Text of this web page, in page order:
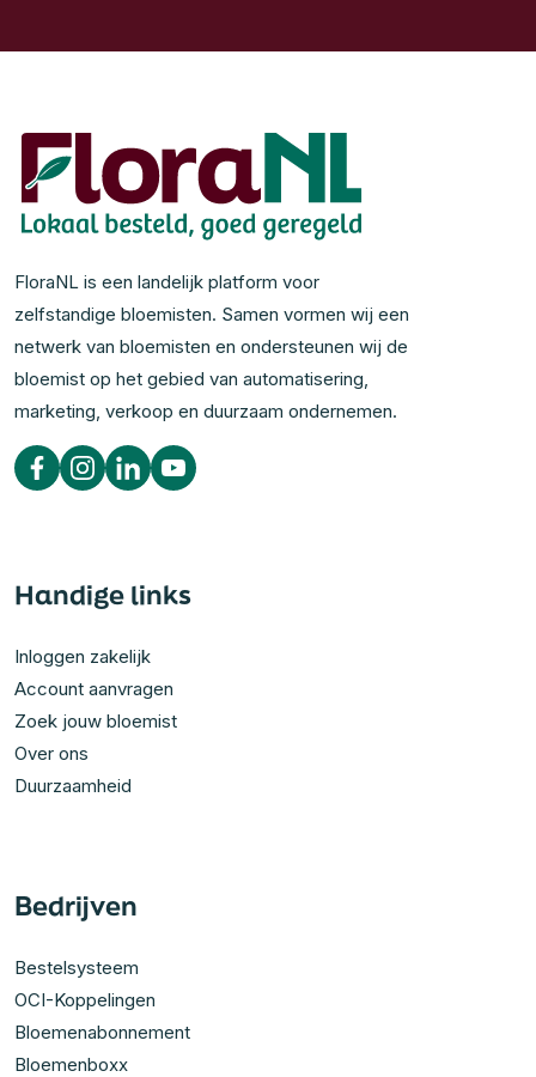
FloraNL is een landelijk platform voor
zelfstandige bloemisten. Samen vormen wij een
netwerk van bloemisten en ondersteunen wij de
bloemist op het gebied van automatisering,
marketing, verkoop en duurzaam ondernemen.
Handige links
Inloggen zakelijk
Account aanvragen
Zoek jouw bloemist
Over ons
Duurzaamheid
Bedrijven
Bestelsysteem
OCI-Koppelingen
Bloemenabonnement
Bloemenboxx